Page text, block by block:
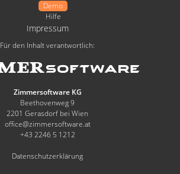
Demo
Hilfe
Impressum
Für den Inhalt verantwortlich:
Zimmersoftware KG
Beethovenweg 9
2201 Gerasdorf bei Wien
office@zimmersoftware.at
+43 2246 5 1212
Datenschutzerklärung